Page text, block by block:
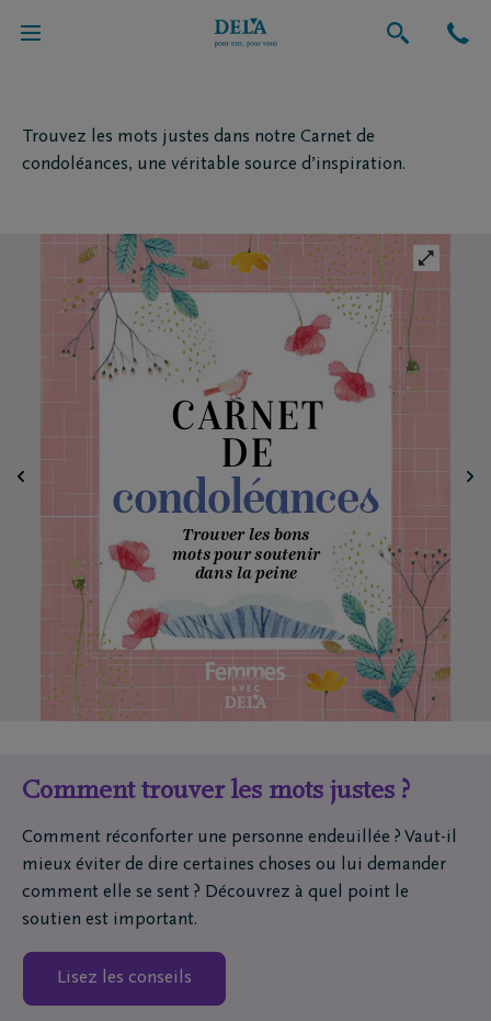
Funérailles
Mon carnet de condoléances
Trouvez les mots justes dans notre Carnet de
condoléances, une véritable source d’inspiration.
CARNET
DE
AVEC
condoléances
Trouver les bons
mots pour soutenir
dans la peine
Comment trouver les mots justes ?
Comment réconforter une personne endeuillée ? Vaut-il
mieux éviter de dire certaines choses ou lui demander
comment elle se sent ? Découvrez à quel point le
soutien est important.
Lisez les conseils